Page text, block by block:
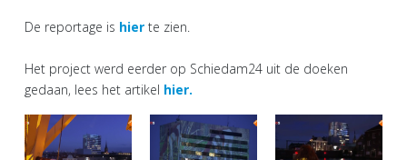
De reportage is hier te zien.
Het project werd eerder op Schiedam24 uit de doeken
gedaan, lees het artikel hier.